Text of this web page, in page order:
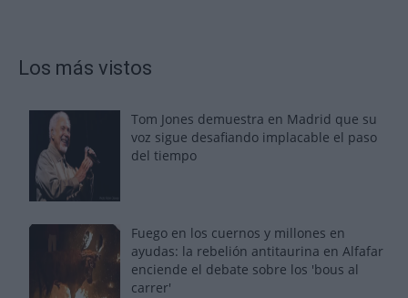
Los más vistos
Tom Jones demuestra en Madrid que su
voz sigue desafiando implacable el paso
del tiempo
Fuego en los cuernos y millones en
ayudas: la rebelión antitaurina en Alfafar
enciende el debate sobre los 'bous al
carrer'